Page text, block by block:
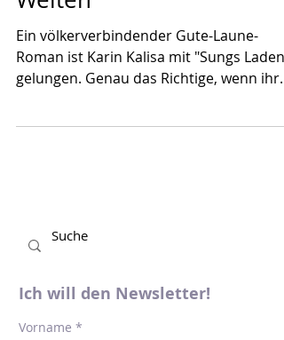
Brücken zwischen zwei
Welten
Ein völkerverbindender Gute-Laune-
gelungen. Genau das Richtige, wenn ihr